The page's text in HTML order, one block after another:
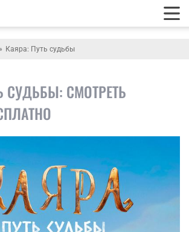
Каяра: Путь судьбы
СУДЬБЫ: СМОТРЕТЬ